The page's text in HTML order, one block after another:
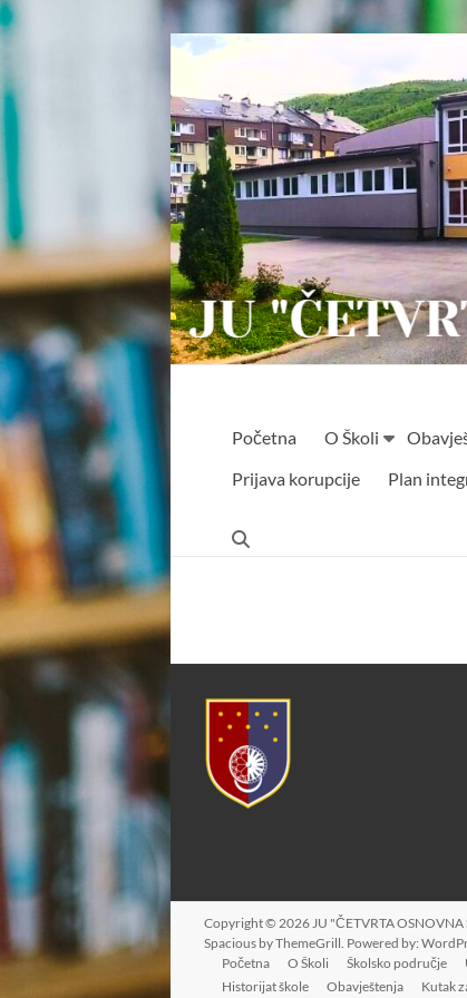
Skip
"ČETVRTA
OSNOVNA
ŠKOLA"
HERCEGOVINE
KANTON
SARAJEVO
Početna O Školi
Prijava korupcije
Plan
Copyright © 2026 JU "ČETVRTA
Spacious by ThemeGrill. Powered by:
Početna
O Školi Školsko područje
Historijat škole
Obavještenja Kutak